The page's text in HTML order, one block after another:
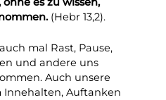
(Hebr 13,2).
mal Rast, Pause,
und andere uns
Auch unsere
Innehalten, Auftanken